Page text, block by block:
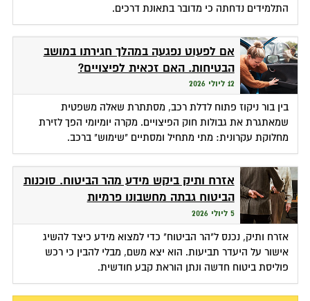
התלמידים נדחתה כי מדובר בתאונת דרכים.
אם לפעוט נפגעה במהלך חגירתו במושב
הבטיחות. האם זכאית לפיצויים?
12 ליולי 2026
בין בור ניקוז פתוח לדלת רכב, מסתתרת שאלה משפטית
שמאתגרת את גבולות חוק הפיצויים. מקרה יומיומי הפך לזירת
מחלוקת עקרונית: מתי מתחיל ומסתיים "שימוש" ברכב.
אזרח ותיק ביקש מידע מהר הביטוח. סוכנות
הביטוח גבתה מחשבונו פרמיות
5 ליולי 2026
אזרח ותיק, נכנס ל"הר הביטוח" כדי למצוא מידע כיצד להשיג
אישור על היעדר תביעות. הוא יצא משם, מבלי להבין כי רכש
פוליסת ביטוח חדשה ונתן הוראת קבע חודשית.